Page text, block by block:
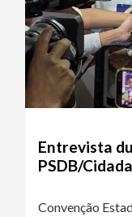
Entrevista
PSDB/
Convenção